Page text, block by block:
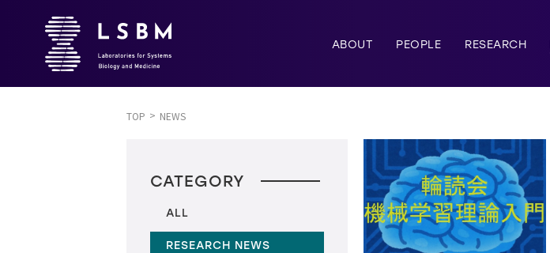
ABOUT PEOPLE RESEARCH
TOP NEWS
CATEGORY
ALL
RESEARCH NEWS